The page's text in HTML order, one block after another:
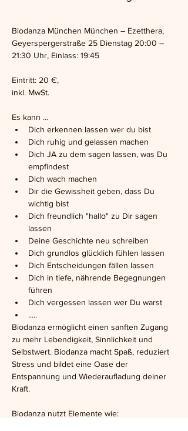
Biodanza München München – Ezetthera,
Geyerspergerstraße 25 Dienstag 20:00 –
21:30 Uhr, Einlass: 19:45
Eintritt: 20 €,
inkl. MwSt.
Es kann ...
Dich erkennen lassen wer du bist
Dich ruhig und gelassen machen
Dich JA zu dem sagen lassen, was Du
empfindest
Dich wach machen
Dir die Gewissheit geben, dass Du
wichtig bist
Dich freundlich "hallo" zu Dir sagen
lassen
Deine Geschichte neu schreiben
Dich grundlos glücklich fühlen lassen
Dich Entscheidungen fällen lassen
Dich in tiefe, nährende Begegnungen
führen
Dich vergessen lassen wer Du warst
.....
Biodanza ermöglicht einen sanften Zugang
zu mehr Lebendigkeit, Sinnlichkeit und
Selbstwert. Biodanza macht Spaß, reduziert
Stress und bildet eine Oase der
Entspannung und Wiederaufladung deiner
Kraft.
Biodanza nutzt Elemente wie: